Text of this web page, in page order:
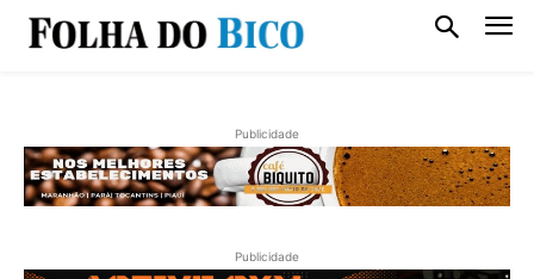
Publicidade
Publicidade